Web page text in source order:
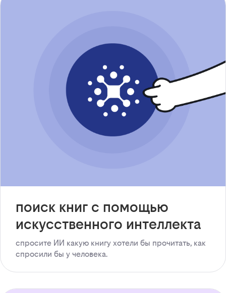
поиск книг с помощью
искусственного интеллекта
спросите ИИ какую книгу хотели бы прочитать, как
спросили бы у человека.